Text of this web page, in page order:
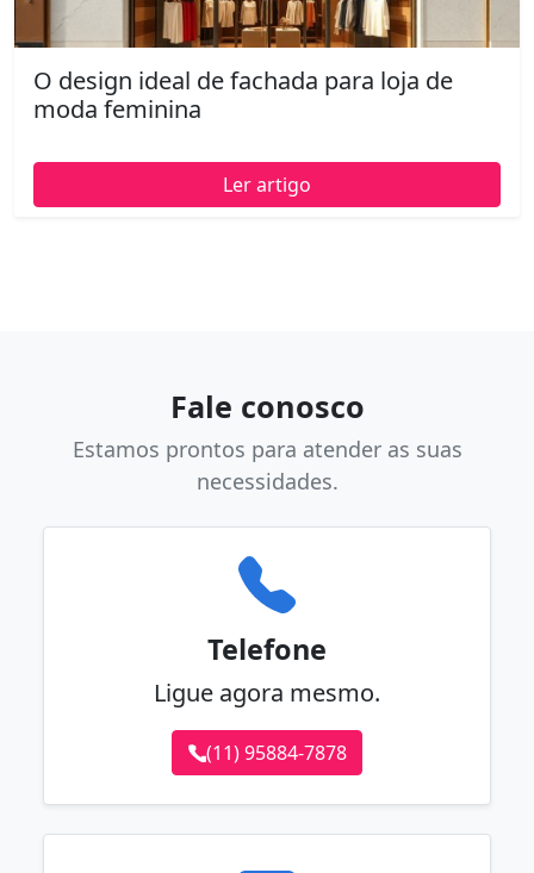
O design ideal de fachada para loja de
moda feminina
Ler artigo
Fale conosco
Estamos prontos para atender as suas
necessidades.
Telefone
Ligue agora mesmo.
(11) 95884-7878